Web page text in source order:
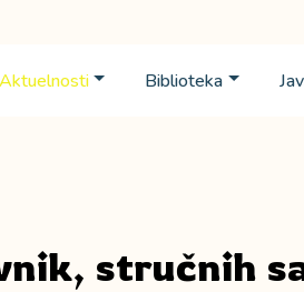
Aktuelnosti Biblioteka
stručnih